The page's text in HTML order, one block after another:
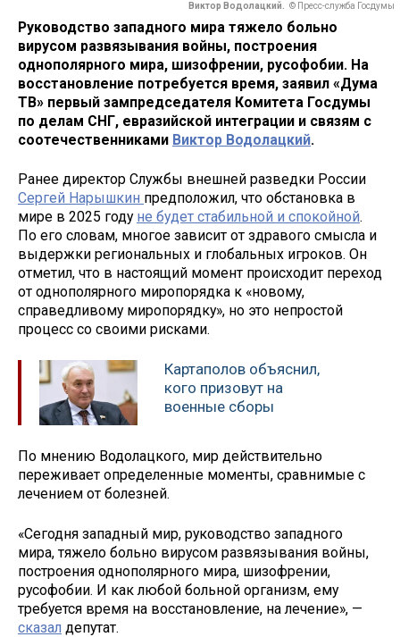
Виктор Водолацкий. © Пресс-служба Госдумы
Руководство западного мира тяжело больно
вирусом развязывания войны, построения
однополярного мира, шизофрении, русофобии. На
восстановление потребуется время, заявил «Дума
ТВ» первый зампредседателя Комитета Госдумы
по делам СНГ, евразийской интеграции и связям с
соотечественниками Виктор Водолацкий.
Ранее директор Службы внешней разведки России
Сергей Нарышкин предположил, что обстановка в
мире в 2025 году не будет стабильной и спокойной.
По его словам, многое зависит от здравого смысла и
выдержки региональных и глобальных игроков. Он
отметил, что в настоящий момент происходит переход
от однополярного миропорядка к «новому,
справедливому миропорядку», но это непростой
процесс со своими рисками.
Картаполов объяснил,
кого призовут на
военные сборы
По мнению Водолацкого, мир действительно
переживает определенные моменты, сравнимые с
лечением от болезней.
«Сегодня западный мир, руководство западного
мира, тяжело больно вирусом развязывания войны,
построения однополярного мира, шизофрении,
русофобии. И как любой больной организм, ему
требуется время на восстановление, на лечение», —
сказал депутат.